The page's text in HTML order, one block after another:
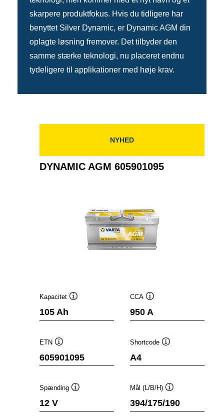
skarpere produktfokus. Hvis du tidligere har
benyttet Silver Dynamic, er Dynamic AGM din
oplagte løsning fremover. Det tilbyder den
samme stærke teknologi, nu placeret endnu
tydeligere til applikationer med høje krav.
NYHED
DYNAMIC AGM 605901095
Kapacitet
105 Ah
CCA
950 A
ETN
605901095
Shortcode
A4
Spænding
12 V
Mål (L/B/H)
394/175/190